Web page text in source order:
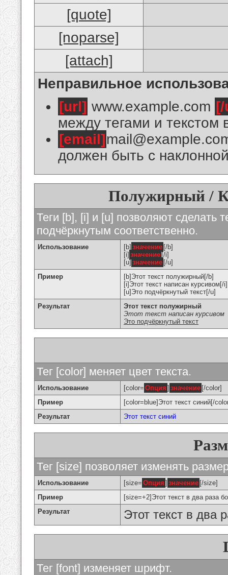
[quote]
[noparse]
[attach]
Неправильное
[url] www.example.com
между тегами и текстом
[email]
должен быть с
Полужирный /
Теги [b], [i] и [u] позволяют сделать
подчёркнутым соответственно.
Использование [b] значение [/b]
[i] значение [/i]
[u] значение [/u]
Пример
[b]Этот текст полужирный[/b]
[i]Этот текст написан курсивом[/i]
[u]Это подчёркнутый текст[/u]
Результат
Этот текст полужирный
Этот текст написан курсивом
Это подчёркнутый текст
Тег [color] меняет цвет текста.
Использование [color= Опция ] значение [/color]
Пример
[color=blue]Этот текст синий[/
Результат
Этот текст синий
Тег [size] позволяет изменять
Использование [size= Опция ] значение [/size]
Пример
[size=+2]Этот текст в два раза
Результат
Этот текст в два
Тег [font] изменяет шрифт.